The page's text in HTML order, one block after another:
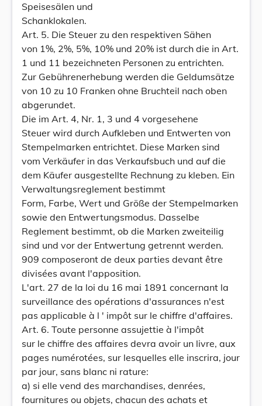
Speisesälen und
Schanklokalen.
Art. 5. Die Steuer zu den respektiven Sähen
von 1%, 2%, 5%, 10% und 20% ist durch die in Art.
1 und 11 bezeichneten Personen zu entrichten.
Zur Gebührenerhebung werden die Geldumsätze
von 10 zu 10 Franken ohne Bruchteil nach oben
abgerundet.
Die im Art. 4, Nr. 1, 3 und 4 vorgesehene
Steuer wird durch Aufkleben und Entwerten von
Stempelmarken entrichtet. Diese Marken sind
vom Verkäufer in das Verkaufsbuch und auf die
dem Käufer ausgestellte Rechnung zu kleben. Ein
Verwaltungsreglement bestimmt
Form, Farbe, Wert und Größe der Stempelmarken
sowie den Entwertungsmodus. Dasselbe
Reglement bestimmt, ob die Marken zweiteilig
sind und vor der Entwertung getrennt werden.
909 composeront de deux parties devant être
divisées avant l'apposition.
L'art. 27 de la loi du 16 mai 1891 concernant la
surveillance des opérations d'assurances n'est
pas applicable à l ' impôt sur le chiffre d'affaires.
Art. 6. Toute personne assujettie à l'impôt
sur le chiffre des affaires devra avoir un livre, aux
pages numérotées, sur lesquelles elle inscrira, jour
par jour, sans blanc ni rature:
a) si elle vend des marchandises, denrées,
fournitures ou objets, chacun des achats et